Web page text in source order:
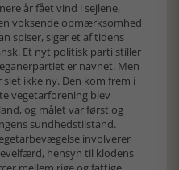
år fået vind i sejlene,
voksende opmærksomhed
spiser, siger et af tidens
Et nyt politisk parti stiller
er navnet. Men
ikke ny. Den kom frem i
vegetarforening blev
og målet var først og
sundhedstilstand.
involverer
hensyn til klodens